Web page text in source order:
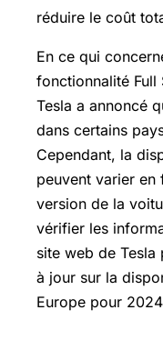
réduire le coût
En ce qui
fonctionnalité Full
Tesla a annoncé
dans certains
Cependant, la
peuvent varier
version de la
vérifier les
site web de
à jour sur la
Europe pour